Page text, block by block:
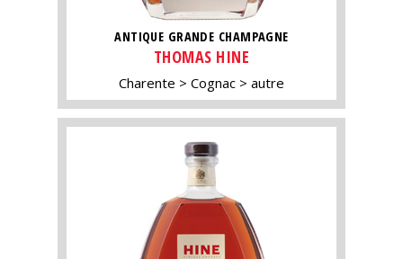
ANTIQUE GRANDE CHAMPAGNE
THOMAS HINE
Charente Cognac autre